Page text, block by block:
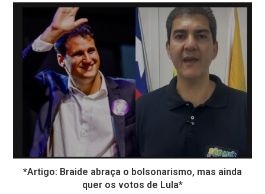
*Artigo: Braide abraça o bolsonarismo, mas ainda
quer os votos de Lula*